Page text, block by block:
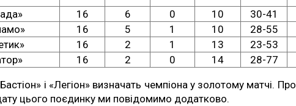
16 6 0 10 30-41
16 5 1 10 28-55
16 2 1 13 23-53
16 2 0 14 28-77
і «Легіон» визначать чемпіона у золотому матчі. Про
цього поєдинку ми повідомимо додатково.